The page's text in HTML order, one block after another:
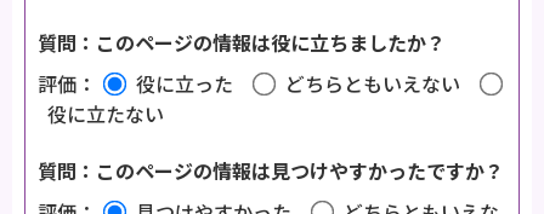
質問：このページの情報は役に立ちましたか？
評価：
役に立った
どちらともいえない
役に立たない
質問：このページの情報は見つけやすかったですか？